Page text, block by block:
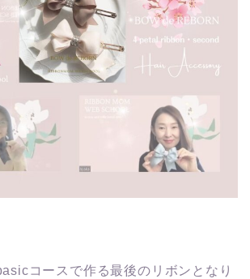
コースで作る最後のリボンとなり